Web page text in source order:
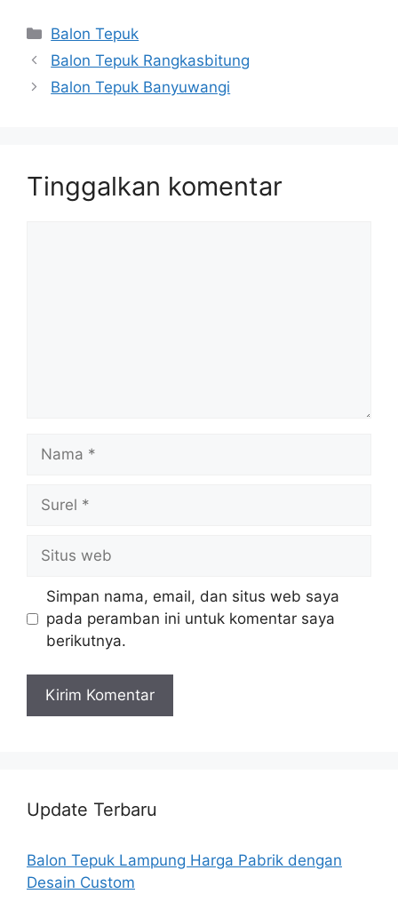
Kategori
Balon Tepuk
Balon Tepuk Rangkasbitung
Balon Tepuk Banyuwangi
Tinggalkan komentar
web
Simpan nama, email, dan situs web saya
pada peramban ini untuk komentar saya
berikutnya.
Update Terbaru
Balon Tepuk Lampung Harga Pabrik dengan
Desain Custom